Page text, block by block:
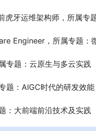
虎牙运维架构师，所属专
Engineer，所属专题：
专题：云原生与多云实践
题：AIGC时代的研发效能
：大前端前沿技术及实践